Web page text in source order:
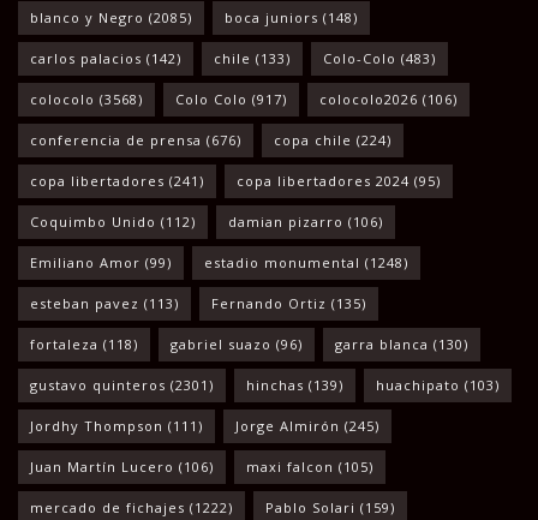
blanco y Negro (2085) boca juniors (148)
carlos palacios (142) chile (133) Colo-Colo (483)
colocolo (3568) Colo Colo (917) colocolo2026 (106)
conferencia de prensa (676) copa chile (224)
copa libertadores (241) copa libertadores 2024 (95)
Coquimbo Unido (112) damian pizarro (106)
Emiliano Amor (99) estadio monumental (1248)
esteban pavez (113) Fernando Ortiz (135)
fortaleza (118) gabriel suazo (96) garra blanca (130)
gustavo quinteros (2301) hinchas (139) huachipato (103)
Jordhy Thompson (111) Jorge Almirón (245)
Juan Martín Lucero (106) maxi falcon (105)
mercado de fichajes (1222) Pablo Solari (159)